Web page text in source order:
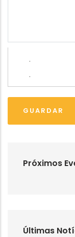
.
.
Próximos
Últimas